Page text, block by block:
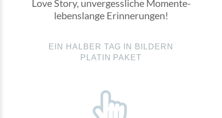
Love Story, unvergessliche Momente-
lebenslange Erinnerungen!
EIN HALBER TAG IN BILDERN
PLATIN PAKET